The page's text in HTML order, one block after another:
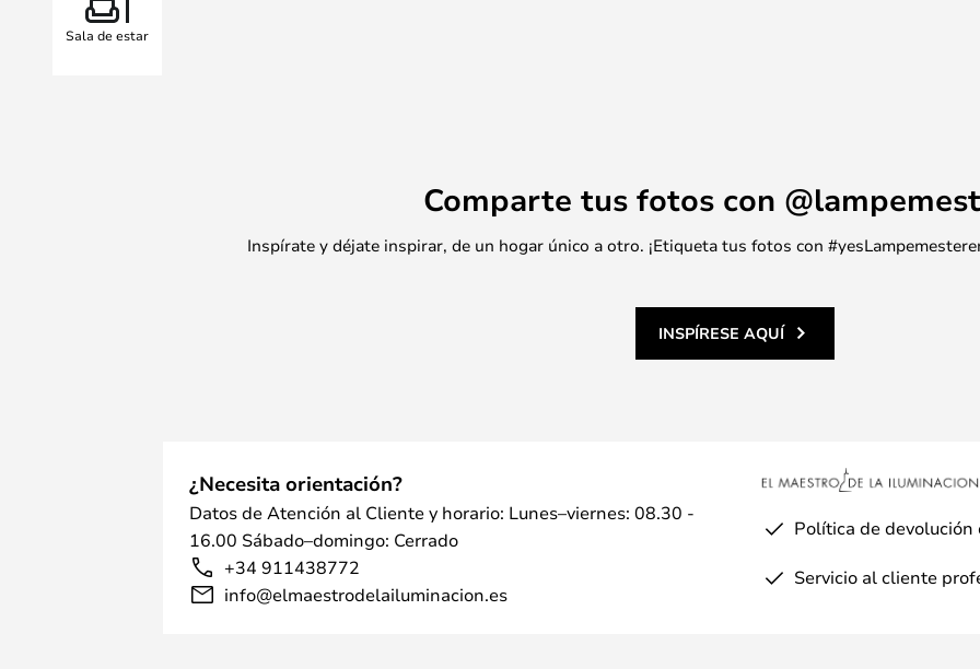
Sala de estar
Comparte tus fotos con
Inspírate y déjate inspirar, de un hogar único a otro. ¡Etiqueta tus fotos con
INSPÍRESE AQUÍ
¿Necesita orientación?
Datos de Atención al Cliente y horario: Lunes–viernes: 08.30 -
16.00 Sábado–domingo: Cerrado
+34 911438772
info@elmaestrodelailuminacion.es
Política de devolución
Servicio al cliente